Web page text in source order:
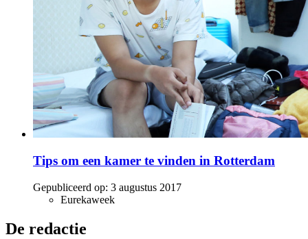
Tips om een kamer te vinden in Rotterdam
Gepubliceerd op: 3 augustus 2017
Eurekaweek
De redactie